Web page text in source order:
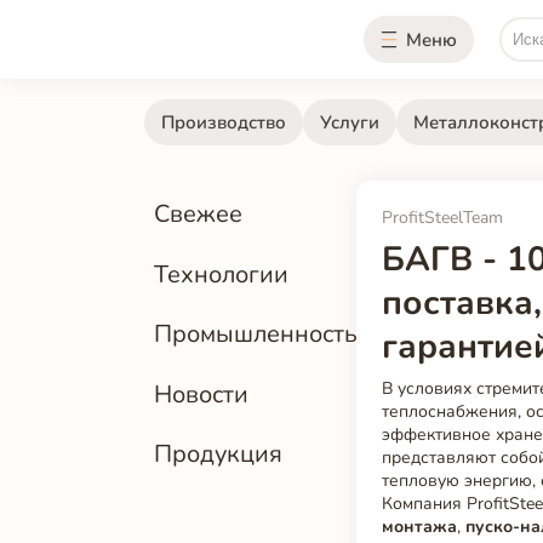
Меню
Производство Услуги
Свежее
Технологии
Промышленность
Новости
Продукция
ProfitSteelTeam
БАГВ -
В условиях
теплоснабжения,
эффективное
представляют
тепловую энергию,
Компания
монтажа, пуско-